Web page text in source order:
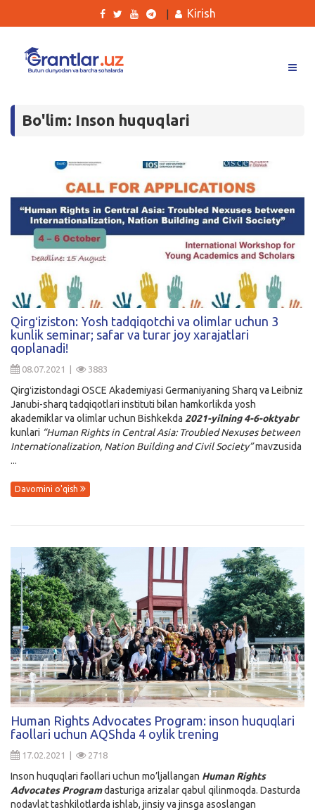
Tanlovlar
Blog
Yana
Qidirish
Kirish
Kirish
Bo'lim: Inson huquqlari
Qirgʻiziston: Yosh tadqiqotchi va olimlar uchun 3
kunlik seminar; safar va turar joy xarajatlari
qoplanadi!
08.07.2021 | 3883
Qirgʻizistondagi OSCE Akademiyasi Germaniyaning Sharq va Leibniz
Janubi-sharq tadqiqotlari instituti bilan hamkorlikda yosh
akademiklar va olimlar uchun Bishkekda 2021-yilning 4-6-oktyabr
kunlari “Human Rights in Central Asia: Troubled Nexuses between
Internationalization, Nation Building and Civil Society”mavzusida
...
Davomini o'qish
Human Rights Advocates Program: inson huquqlari
faollari uchun AQShda 4 oylik trening
17.02.2021 | 2718
Inson huquqlari faollari uchun mo’ljallangan Human Rights
Advocates Programdasturiga arizalar qabul qilinmoqda. Dasturda
nodavlat tashkilotlarda ishlab, jinsiy va jinsga asoslangan